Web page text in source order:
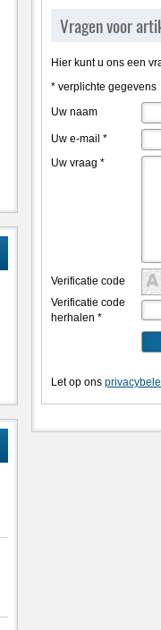
Vragen voor
Hier kunt u ons een
* verplichte gegevens
Uw naam
Uw e-mail *
Uw vraag *
Verificatie code
Verificatie code
herhalen *
Let op ons